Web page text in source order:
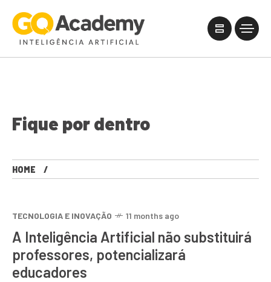
Fique por dentro
HOME
TECNOLOGIA E INOVAÇÃO 11 months ago
A Inteligência Artificial não substituirá
professores, potencializará
educadores